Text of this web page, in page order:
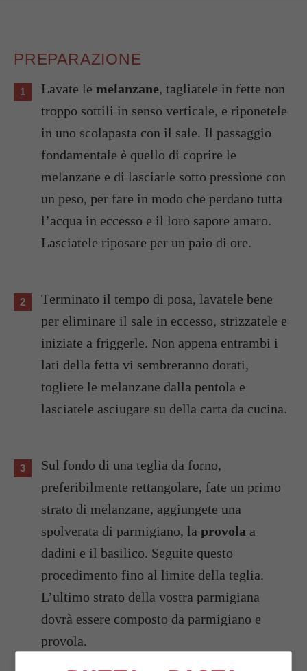
PREPARAZIONE
Lavate le melanzane, tagliatele in fette non
troppo sottili in senso verticale, e riponetele
in uno scolapasta con il sale. Il passaggio
fondamentale è quello di coprire le
melanzane e di lasciarle sotto pressione con
un peso, per fare in modo che perdano tutta
l’acqua in eccesso e il loro sapore amaro.
Lasciatele riposare per un paio di ore.
Terminato il tempo di posa, lavatele bene
per eliminare il sale in eccesso, strizzatele e
iniziate a friggerle. Non appena entrambi i
lati della fetta vi sembreranno dorati,
togliete le melanzane dalla pentola e
lasciatele asciugare su della carta da cucina.
Sul fondo di una teglia da forno,
preferibilmente rettangolare, fate un primo
strato di melanzane, aggiungete una
spolverata di parmigiano, la provola a
dadini e il basilico. Seguite questo
procedimento fino al limite della teglia.
L’ultimo strato della vostra parmigiana
dovrà essere composto da parmigiano e
provola.